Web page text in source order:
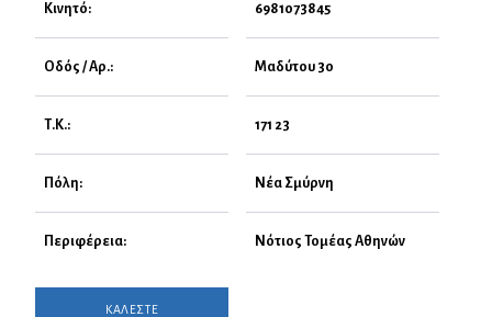
Κινητό: 6981073845
Οδός / Αρ.: Μαδύτου 30
Τ.Κ.: 171 23
Πόλη: Νέα Σμύρνη
Περιφέρεια: Νότιος Τομέας Αθηνών
ΚΑΛΕΣΤΕ